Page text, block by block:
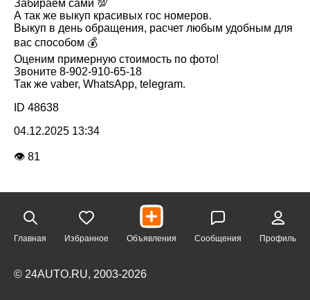
Забираем сами 💯
А так же выкуп красивых гос номеров.
Выкуп в день обращения, расчет любым удобным для
вас способом 💰
Оценим примерную стоимость по фото!
Звоните 8-902-910-65-18
Так же vaber, WhatsApp, telegram.
ID 48638
04.12.2025 13:34
👁 81
Главная Избранное Объявления Сообщения Профиль
© 24AUTO.RU, 2003-2026